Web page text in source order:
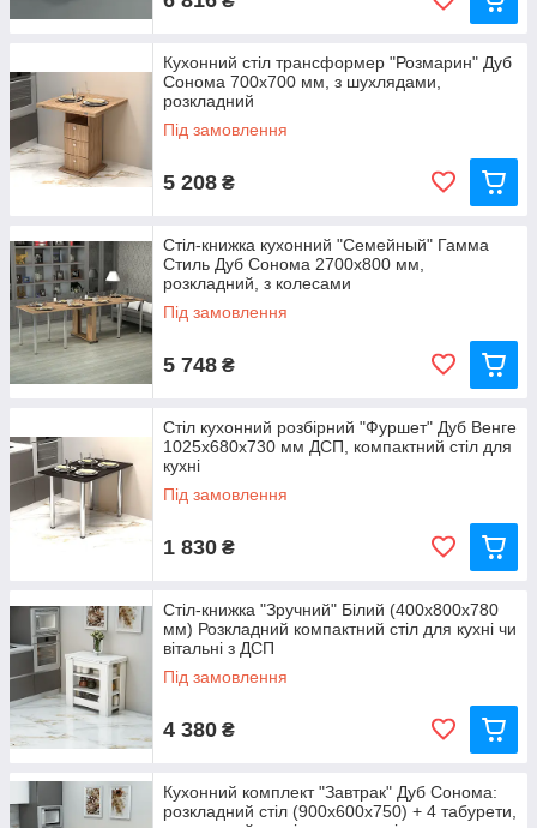
Кухонний стіл трансформер "Розмарин" Дуб
Сонома 700x700 мм, з шухлядами,
розкладний
Під замовлення
5 208 ₴
Стіл-книжка кухонний "Семейный" Гамма
Стиль Дуб Сонома 2700х800 мм,
розкладний, з колесами
Під замовлення
5 748 ₴
Стіл кухонний розбірний "Фуршет" Дуб Венге
1025x680x730 мм ДСП, компактний стіл для
кухні
Під замовлення
1 830 ₴
Стіл-книжка "Зручний" Білий (400x800x780
мм) Розкладний компактний стіл для кухні чи
вітальні з ДСП
Під замовлення
4 380 ₴
Кухонний комплект "Завтрак" Дуб Сонома:
розкладний стіл (900x600x750) + 4 табурети,